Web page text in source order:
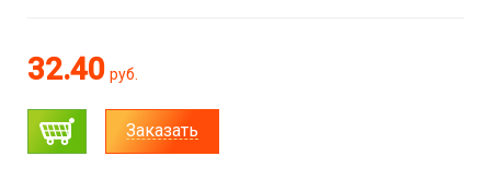
32.40 руб.
Заказать